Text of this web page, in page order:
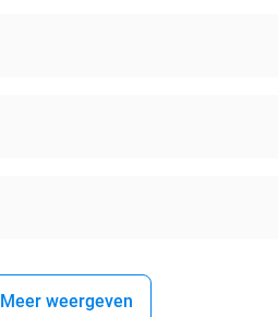
Meer weergeven